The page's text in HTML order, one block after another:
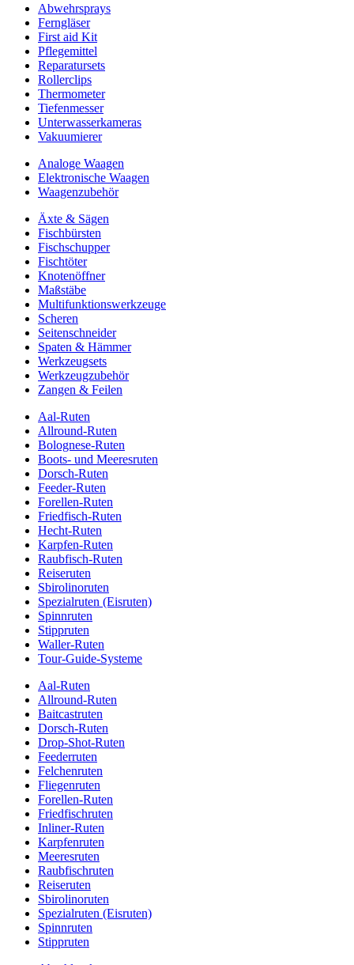
Abwehrsprays
Ferngläser
First aid Kit
Pflegemittel
Reparatursets
Rollerclips
Thermometer
Tiefenmesser
Unterwasserkameras
Vakuumierer
Analoge Waagen
Elektronische Waagen
Waagenzubehör
Äxte & Sägen
Fischbürsten
Fischschupper
Fischtöter
Knotenöffner
Maßstäbe
Multifunktionswerkzeuge
Scheren
Seitenschneider
Spaten & Hämmer
Werkzeugsets
Werkzeugzubehör
Zangen & Feilen
Aal-Ruten
Allround-Ruten
Bolognese-Ruten
Boots- und Meeresruten
Dorsch-Ruten
Feeder-Ruten
Forellen-Ruten
Friedfisch-Ruten
Hecht-Ruten
Karpfen-Ruten
Raubfisch-Ruten
Reiseruten
Sbirolinoruten
Spezialruten (Eisruten)
Spinnruten
Stippruten
Waller-Ruten
Tour-Guide-Systeme
Aal-Ruten
Allround-Ruten
Baitcastruten
Dorsch-Ruten
Drop-Shot-Ruten
Feederruten
Felchenruten
Fliegenruten
Forellen-Ruten
Friedfischruten
Inliner-Ruten
Karpfenruten
Meeresruten
Raubfischruten
Reiseruten
Sbirolinoruten
Spezialruten (Eisruten)
Spinnruten
Stippruten